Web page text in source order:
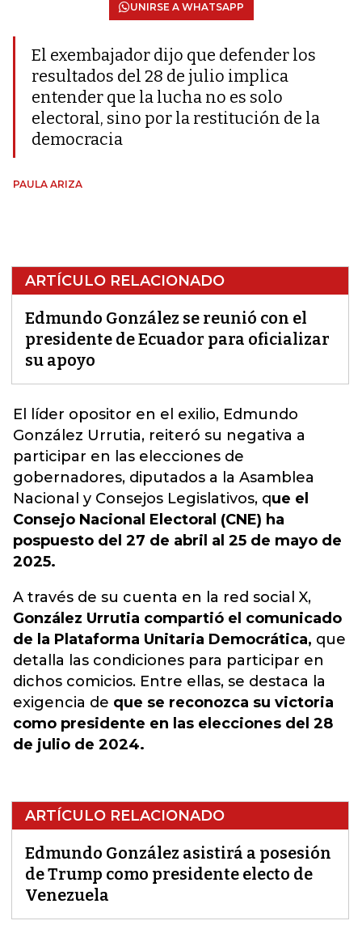
UNIRSE A WHATSAPP
El exembajador dijo que defender los
resultados del 28 de julio implica
entender que la lucha no es solo
electoral, sino por la restitución de la
democracia
PAULA ARIZA
ARTÍCULO RELACIONADO
Edmundo González se reunió con el
presidente de Ecuador para oficializar
su apoyo
El líder opositor en el exilio, Edmundo
González Urrutia, reiteró su negativa a
participar en las elecciones de
gobernadores, diputados a la Asamblea
Nacional y Consejos Legislativos, que el
Consejo Nacional Electoral (CNE) ha
pospuesto del 27 de abril al 25 de mayo de
2025.
A través de su cuenta en la red social X,
González Urrutia compartió el comunicado
de la Plataforma Unitaria Democrática, que
detalla las condiciones para participar en
dichos comicios. Entre ellas, se destaca la
exigencia de que se reconozca su victoria
como presidente en las elecciones del 28
de julio de 2024.
ARTÍCULO RELACIONADO
Edmundo González asistirá a posesión
de Trump como presidente electo de
Venezuela